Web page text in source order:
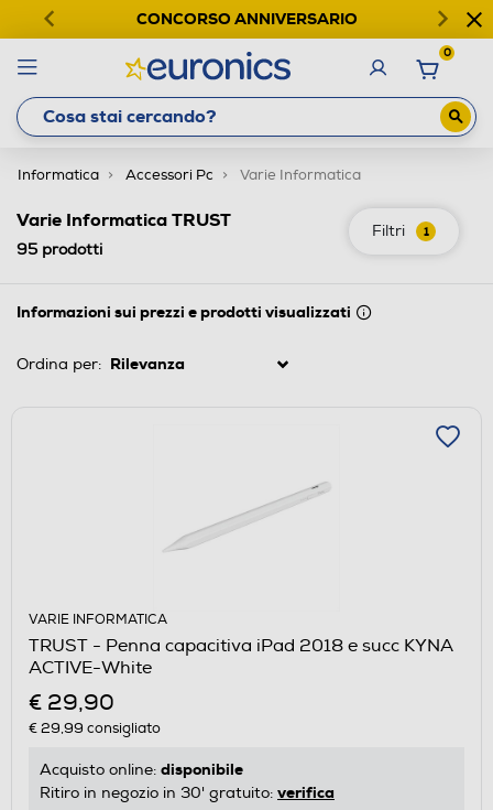
CONCORSO ANNIVERSARIO
0
Informatica Accessori Pc Varie Informatica
Filtri 1
Varie Informatica TRUST
95 prodotti
Informazioni sui prezzi e prodotti visualizzati
Ordina per:
VARIE INFORMATICA
TRUST - Penna capacitiva iPad 2018 e succ KYNA
ACTIVE-White
€ 29,90
€ 29,99 consigliato
Acquisto online: disponibile
Ritiro in negozio in 30' gratuito: verifica